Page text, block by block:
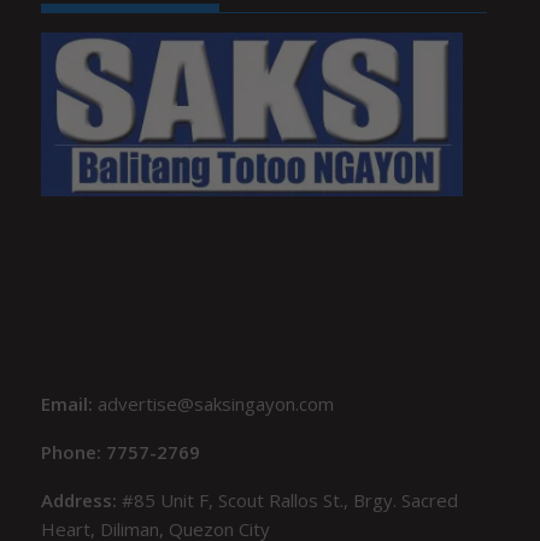
Email: advertise@saksingayon.com
Phone: 7757-2769
Address:#85 Unit F, Scout Rallos St., Brgy. Sacred
Heart, Diliman, Quezon City